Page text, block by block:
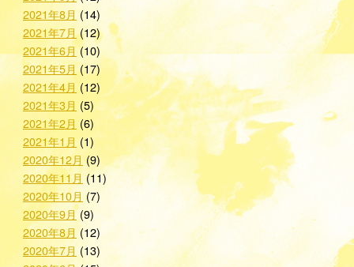
2021年8月 (14)
2021年7月(12)
2021年6月(10)
2021年5月(17)
2021年4月 (12)
2021年3月 (5)
2021年2月 (6)
2021年1月(1)
2020年12月(9)
2020年11月(11)
2020年10月(7)
2020年9月(9)
2020年8月 (12)
2020年7月 (13)